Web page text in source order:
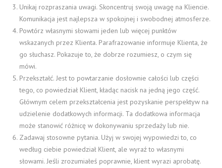
Unikaj rozpraszania uwagi. Skoncentruj swoją uwagę na Kliencie.
Komunikacja jest najlepsza w spokojnej i swobodnej atmosferze.
Powtórz własnymi słowami jeden lub więcej punktów
wskazanych przez Klienta. Parafrazowanie informuje Klienta, że
go słuchasz. Pokazuje to, że dobrze rozumiesz, o czym się
mówi.
Przekształć. Jest to powtarzanie dosłownie całości lub części
tego, co powiedział Klient, kładąc nacisk na jedną jego część.
Głównym celem przekształcenia jest pozyskanie perspektyw na
udzielenie dodatkowych informacji. Ta dodatkowa informacja
może stanowić różnicę w dokonywaniu sprzedaży lub nie.
Zadawaj stosowne pytania. Użyj w swojej wypowiedzi to, co
według ciebie powiedział Klient, ale wyraź to własnymi
słowami. Jeśli zrozumiałeś poprawnie, klient wyrazi aprobatę.